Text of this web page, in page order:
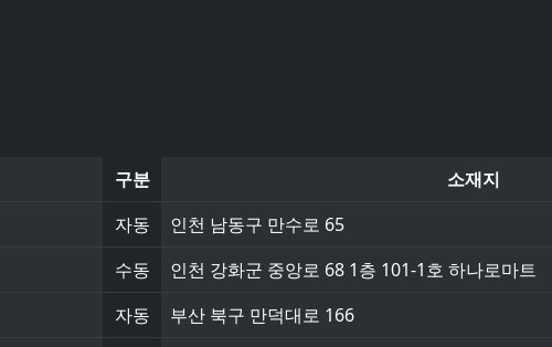
구분 소재지
자동 인천 남동구 만수로 65
수동 인천 강화군 중앙로 68 1층 101-1호 하나로마트
자동 부산 북구 만덕대로 166